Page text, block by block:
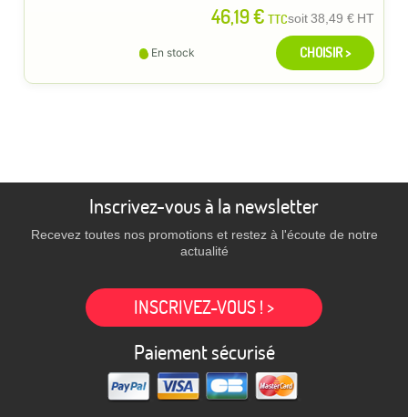
46,19 € TTCsoit38,49 € HT
En stock CHOISIR >
Inscrivez-vous à la newsletter
Recevez toutes nos promotions et restez à l'écoute de notre
actualité
INSCRIVEZ-VOUS ! >
Paiement sécurisé